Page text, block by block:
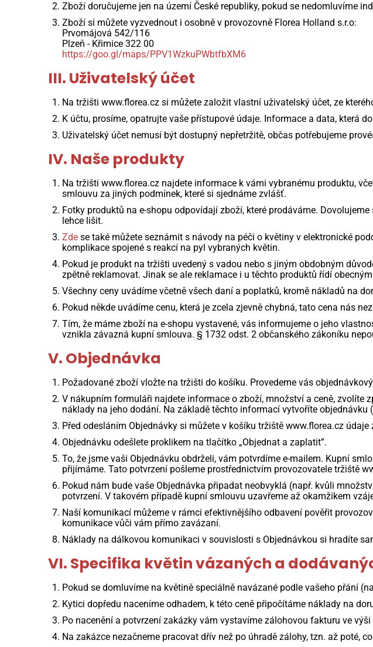
Zboží doručujeme jen na území České republiky, pokud se nedomluvíme
Zboží si můžete vyzvednout i osobně v provozovně Florea Holland s.r.o:
Prvomájová 542/116
Plzeň - Křimice 322 00
https://goo.gl/maps/PPV1WzkuPWbtfbXM6
III. Uživatelský účet
Na tržišti www.florea.cz si můžete založit vlastní uživatelský účet, ze
K účtu, prosíme, opatrujte vaše přístupové údaje. Informace a data, která
Uživatelský účet nemusí být dostupný nepřetržitě, občas potřebujeme
IV. Naše produkty
Na tržišti www.florea.cz najdete informace k vámi vybranému produktu,
smlouvu za jiných podmínek, které si sjednáme zvlášť.
Fotky produktů na e-shopu odpovídají zboží, které prodáváme.
lehce lišit.
Zde se také můžete seznámit s návody na péči o květiny v elektronické
komplikace spojené s reakcí na pyl vybraných květin.
Pokud je produkt na tržišti uvedený s vadou nebo s jiným obdobným
zpětně reklamovat. Jinak se ale reklamace i u těchto produktů řídí
Všechny ceny uvádíme včetně všech daní a poplatků, kromě nákladů na
Pokud někde uvádíme cenu, která je zcela zjevně chybná, tato cena nás
Tím, že máme zboží na e-shopu vystavené, vás informujeme o jeho
vznikla závazná kupní smlouva. § 1732 odst. 2 občanského zákoníku
V. Objednávka
Požadované zboží vložte na tržišti do košíku. Provedeme vás
V nákupním formuláři najdete informace o zboží, množství a ceně, zvolíte
náklady na jeho dodání. Na základě těchto informací vytvoříte objednávku
Před odesláním Objednávky si můžete v košíku tržiště www.florea.cz
Objednávku odešlete proklikem na tlačítko „Objednat a zaplatit”.
To, že jsme vaši Objednávku obdrželi, vám potvrdíme e-mailem. Kupní
přijímáme. Tato potvrzení pošleme prostřednictvím provozovatele tržiště
Pokud nám bude vaše Objednávka připadat neobvyklá (např. kvůli
potvrzení. V takovém případě kupní smlouvu uzavřeme až okamžikem
Naší komunikací můžeme v rámci efektivnějšího odbavení pověřit
komunikace vůči vám přímo zavázaní.
Náklady na dálkovou komunikaci v souvislosti s Objednávkou si hradíte
VI. Specifika květin vázaných a
Pokud se domluvíme na květině speciálně navázané podle vašeho přání
Kytici dopředu naceníme odhadem, k této ceně připočítáme náklady na
Po nacenění a potvrzení zakázky vám vystavíme zálohovou fakturu ve výši
Na zakázce nezačneme pracovat dřív než po úhradě zálohy, tzn. až poté,